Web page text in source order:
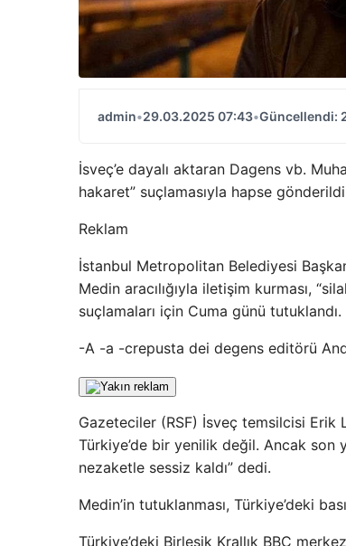
admin•29.03.2025 07:43•Güncellendi:
İsveç’e dayalı aktaran Dagens vb.
hakaret” suçlamasıyla hapse
Reklam
İstanbul Metropolitan Belediyesi
Medin aracılığıyla iletişim kurması,
suçlamaları için Cuma günü tutuklandı.
-A -a -crepusta dei degens editörü
Gazeteciler (RSF) İsveç temsilcisi Erik
Türkiye’de bir yenilik değil. Ancak
nezaketle sessiz kaldı” dedi.
Medin’in tutuklanması, Türkiye’deki
Türkiye’deki Birleşik Krallık BBC